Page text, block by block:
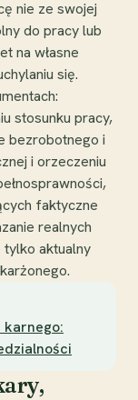
nie ze swojej
do pracy lub
na własne
się.
stosunku pracy,
bezrobotnego i
i orzeczeniu
faktyczne
realnych
tylko aktualny
karnego: